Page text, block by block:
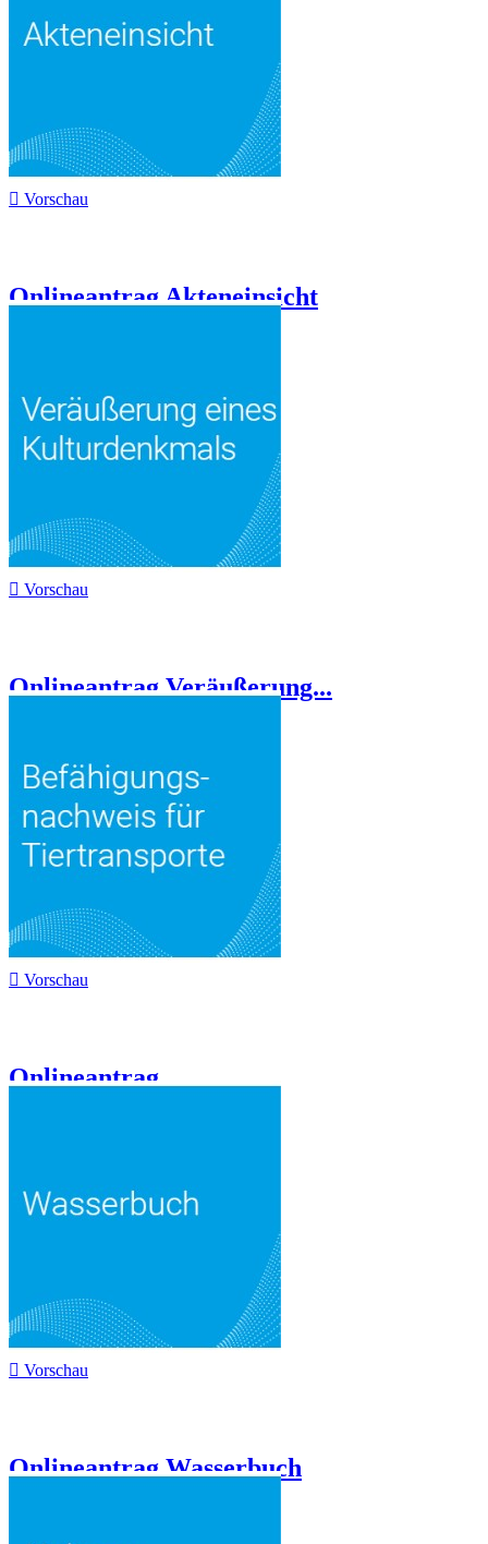
 Vorschau
Onlineantrag Akteneinsicht
 Vorschau
Onlineantrag Veräußerung...
 Vorschau
Onlineantrag...
 Vorschau
Onlineantrag Wasserbuch